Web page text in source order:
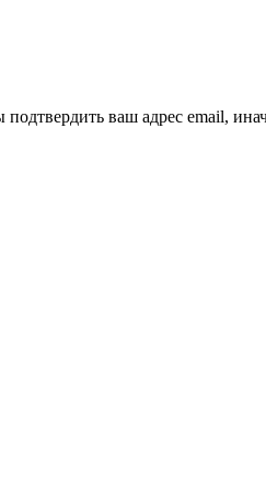
ваш адрес email,